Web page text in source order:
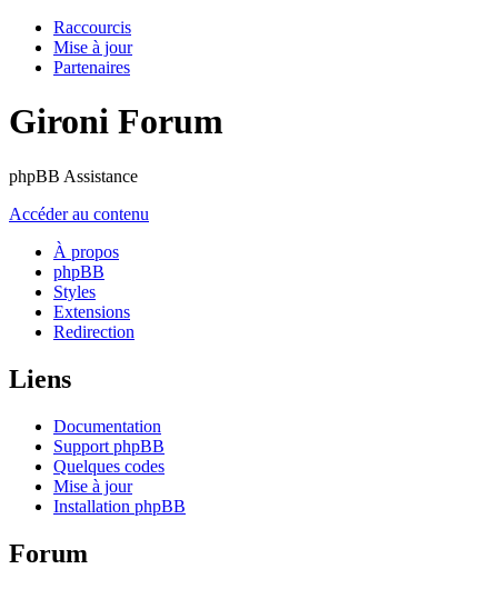
Raccourcis
Mise à jour
Partenaires
Gironi Forum
phpBB Assistance
Accéder au contenu
À propos
phpBB
Styles
Extensions
Redirection
Liens
Documentation
Support phpBB
Quelques codes
Mise à jour
Installation phpBB
Forum